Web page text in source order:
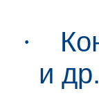
·
и